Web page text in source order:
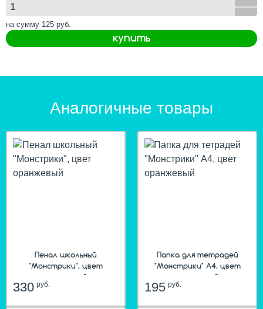
на сумму 125 руб.
купить
Аналогичные товары
Пенал школьный
"Монстрики", цвет
оранжевый
330руб.
Папка для тетрадей
"Монстрики" А4, цвет
оранжевый
195руб.